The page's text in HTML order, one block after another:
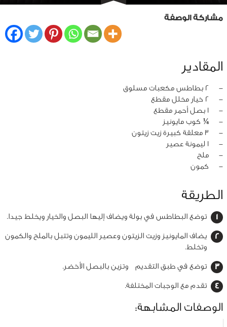
مشاركة الوصفة
المقادير
‏-
2 بطاطس مكعبات مسلوق
‏-
2 خيار مخلل مقطع
‏-
1 بصل أحمر مقطع
‏-
¼ كوب مايونيز
‏-
3 معلقة كبيرة زيت زيتون
‏-
1 ليمونة عصير
‏-
ملح
‏-
كمون
الطريقة
توضع البطاطس في بولة ويضاف إليها البصل والخيار ويخلط جيدا.
يضاف المايونيز وزيت الزيتون وعصير الليمون وتتبل بالملح والكمون
وتخلط.
توضع في طبق التقديم وتزين بالبصل الأخضر.
تقدم مع الوجبات المختلفة.
الوصفات المشابهة: